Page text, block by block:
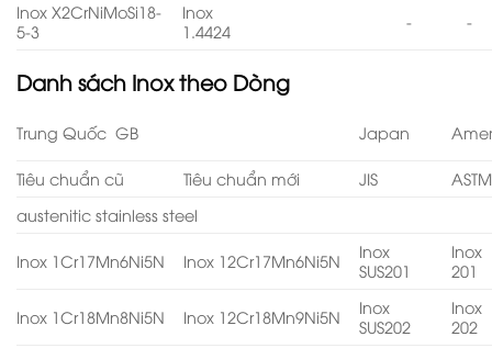
Inox X2CrNiMoSi18-
5-3
Inox
1.4424
- -
Danh sách Inox theo Dòng
Trung Quốc GB Japan
Tiêu chuẩn cũ Tiêu chuẩn mới JIS
ASTM
austenitic stainless steel
Inox 1Cr17Mn6Ni5N Inox 12Cr17Mn6Ni5N
Inox
SUS201
Inox
201
Inox 1Cr18Mn8Ni5N Inox 12Cr18Mn9Ni5N
Inox
SUS202
Inox
202